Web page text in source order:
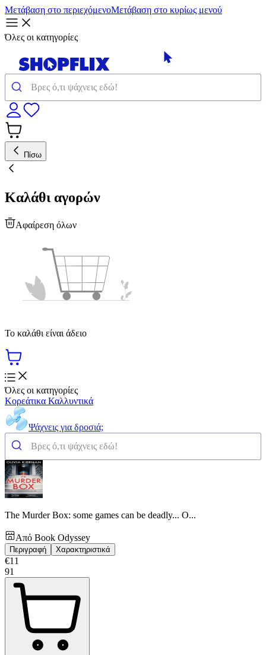
Μετάβαση στο περιεχόμενοΜετάβαση στο κυρίως μενού
Όλες οι κατηγορίες
Πίσω
Καλάθι αγορών
Αφαίρεση όλων
Το καλάθι είναι άδειο
Όλες οι κατηγορίες
Κορεάτικα Καλλυντικά
Ψάχνεις για δροσιά;
The Murder Box: some games can be deadly... O...
Από Book Odyssey
Περιγραφή Χαρακτηριστικά
€11
91